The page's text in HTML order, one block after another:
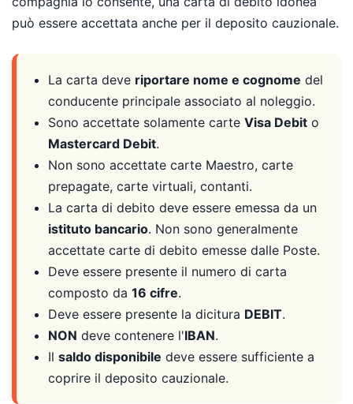
può essere accettata anche per il deposito cauzionale.
La carta deve riportare nome e cognome del
conducente principale associato al noleggio.
Sono accettate solamente carte Visa Debit o
Mastercard Debit.
Non sono accettate carte Maestro, carte
prepagate, carte virtuali, contanti.
La carta di debito deve essere emessa da un
istituto bancario. Non sono generalmente
accettate carte di debito emesse dalle Poste.
Deve essere presente il numero di carta
composto da 16 cifre.
Deve essere presente la dicitura DEBIT.
NON deve contenere l'IBAN.
Il saldo disponibile deve essere sufficiente a
coprire il deposito cauzionale.